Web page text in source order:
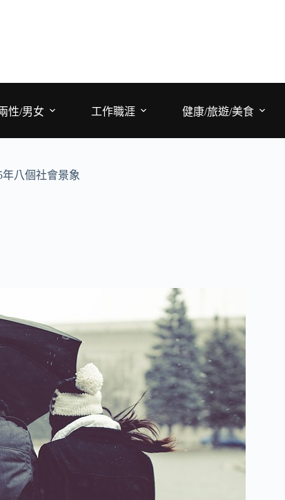
性/男女 工作職涯 健康/旅遊/美食
年八個社會景象